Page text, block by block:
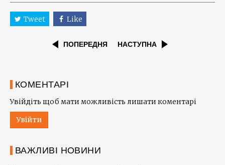
Tweet Like
ПОПЕРЕДНЯ НАСТУПНА
КОМЕНТАРІ
Увійдіть щоб мати можливість лишати коментарі
Увійти
ВАЖЛИВІ НОВИНИ